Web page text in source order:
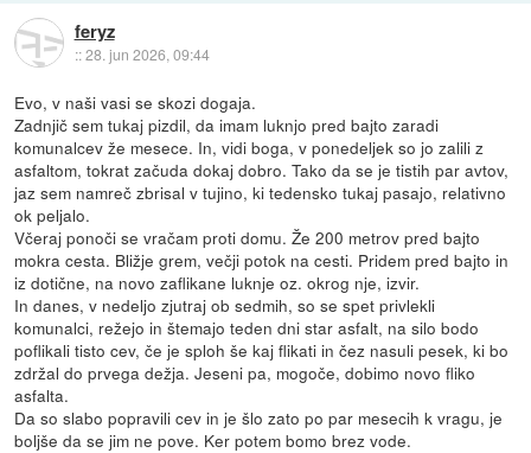
feryz
::28. jun 2026, 09:44
Evo, v naši vasi se skozi dogaja.
Zadnjič sem tukaj pizdil, da imam luknjo pred bajto zaradi
komunalcev že mesece. In, vidi boga, v ponedeljek so jo zalili z
asfaltom, tokrat začuda dokaj dobro. Tako da se je tistih par avtov,
jaz sem namreč zbrisal v tujino, ki tedensko tukaj pasajo, relativno
ok peljalo.
Včeraj ponoči se vračam proti domu. Že 200 metrov pred bajto
mokra cesta. Bližje grem, večji potok na cesti. Pridem pred bajto in
iz dotične, na novo zaflikane luknje oz. okrog nje, izvir.
In danes, v nedeljo zjutraj ob sedmih, so se spet privlekli
komunalci, režejo in štemajo teden dni star asfalt, na silo bodo
poflikali tisto cev, če je sploh še kaj flikati in čez nasuli pesek, ki bo
zdržal do prvega dežja. Jeseni pa, mogoče, dobimo novo fliko
asfalta.
Da so slabo popravili cev in je šlo zato po par mesecih k vragu, je
boljše da se jim ne pove. Ker potem bomo brez vode.